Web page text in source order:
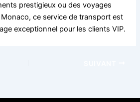
prestigieux ou des voyages
ce service de transport est
exceptionnel pour les clients VIP.